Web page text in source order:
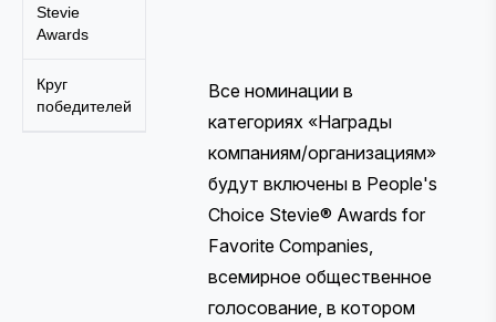
Stevie
Awards
Круг
победителей
Все номинации в
категориях «Награды
компаниям/организациям»
будут включены в People's
Choice Stevie® Awards for
Favorite Companies,
всемирное общественное
голосование, в котором